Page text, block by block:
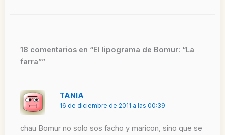
18 comentarios en “El lipograma de Bomur: “La
farra””
TANIA
16 de diciembre de 2011 a las 00:39
chau Bomur no solo sos facho y maricon, sino que se